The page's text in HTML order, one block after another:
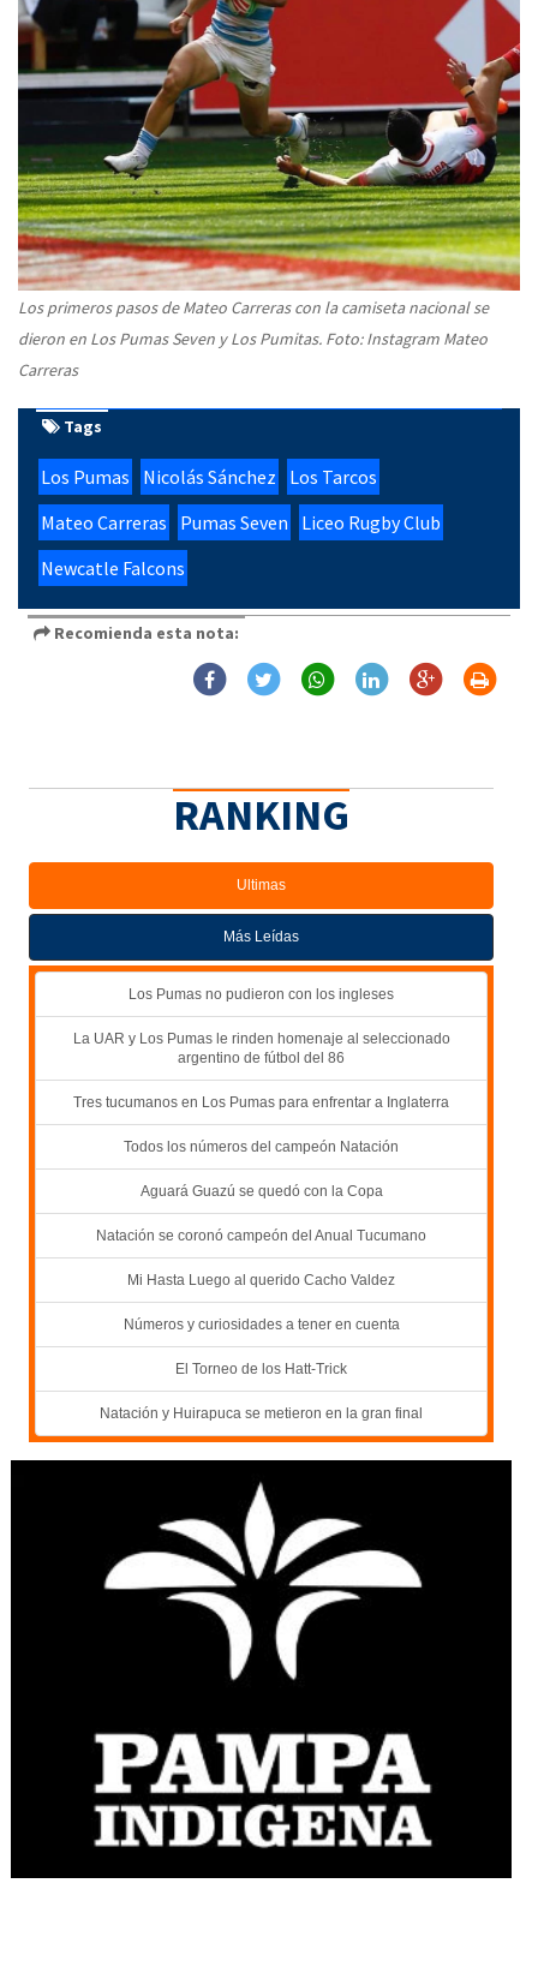
Los primeros pasos de Mateo Carreras con la camiseta nacional se
dieron en Los Pumas Seven y Los Pumitas. Foto: Instagram Mateo
Carreras
Tags
Los Pumas Nicolás Sánchez
Los Tarcos
Mateo Carreras
Pumas Seven
Liceo Rugby Club
Newcatle Falcons
Recomienda esta nota:
RANKING
Ultimas
Más Leídas
Los Pumas no pudieron con los ingleses
La UAR y Los Pumas le rinden homenaje al seleccionado
argentino de fútbol del 86
Tres tucumanos en Los Pumas para enfrentar a Inglaterra
Todos los números del campeón Natación
Aguará Guazú se quedó con la Copa
Natación se coronó campeón del Anual Tucumano
Mi Hasta Luego al querido Cacho Valdez
Números y curiosidades a tener en cuenta
El Torneo de los Hatt-Trick
Natación y Huirapuca se metieron en la gran final